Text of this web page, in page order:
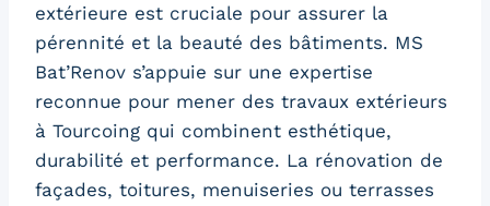
extérieure est cruciale pour assurer la
pérennité et la beauté des bâtiments. MS
Bat’Renov s’appuie sur une expertise
reconnue pour mener des travaux extérieurs
à Tourcoing qui combinent esthétique,
durabilité et performance. La rénovation de
façades, toitures, menuiseries ou terrasses